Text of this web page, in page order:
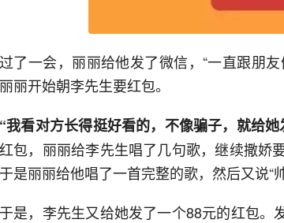
过了一会，丽丽给他发了微信，“一直跟朋
丽丽开始朝李先生要红包。
“我看对方长得挺好看的，不像骗子，就给
红包，丽丽给李先生唱了几句歌，继续撒娇
于是丽丽给他唱了一首完整的歌，然后又说“
于是，李先生又给她发了一个88元的红包。